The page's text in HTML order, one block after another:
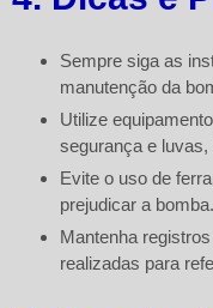
Sempre siga as
manutenção da
Utilize
segurança e
Evite o uso de
prejudicar a bomba.
Mantenha
realizadas para